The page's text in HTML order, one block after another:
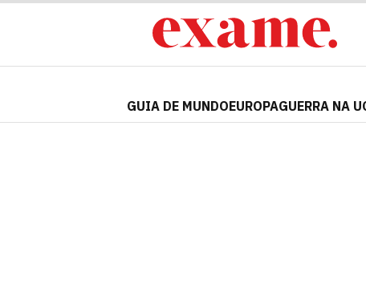
GUIA DE MUNDOEUROPAGUERRA NA